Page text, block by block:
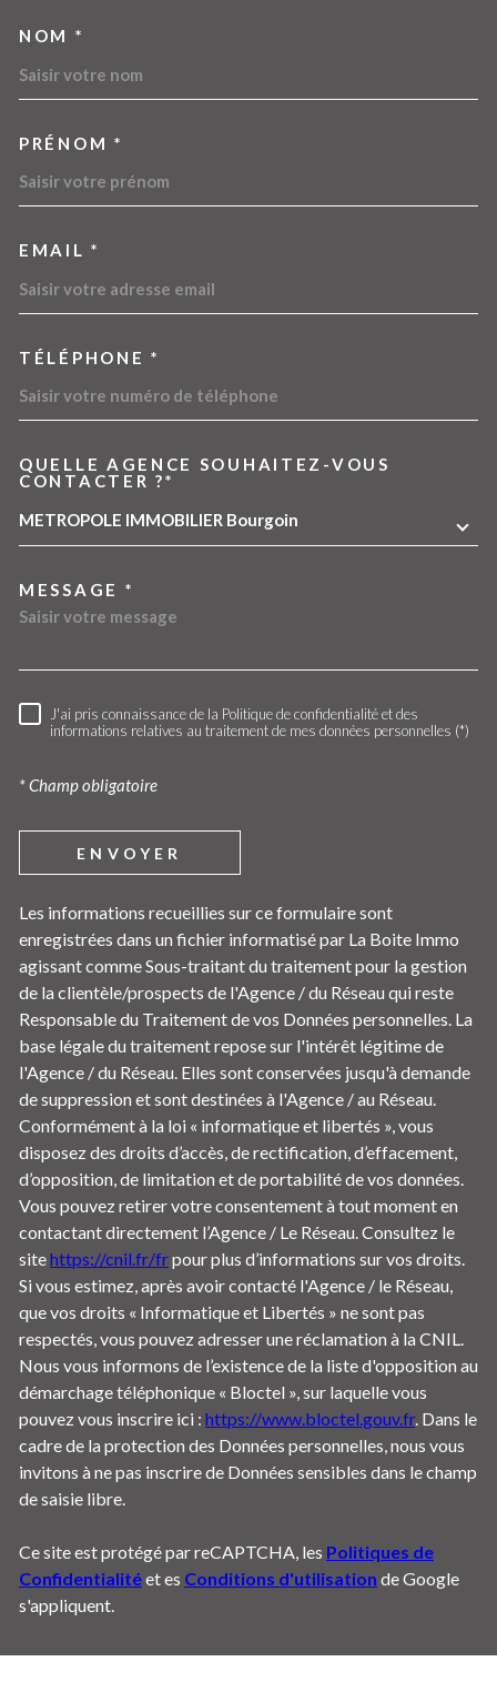
NOM *
PRÉNOM *
EMAIL *
TÉLÉPHONE *
QUELLE AGENCE SOUHAITEZ-VOUS
CONTACTER ?*
METROPOLE IMMOBILIER Bourgoin
MESSAGE *
RÈGLEMENTATION
J'ai pris connaissance de la Politique de confidentialité et des
informations relatives au traitement de mes données personnelles (*)
* Champ obligatoire
ENVOYER
Les informations recueillies sur ce formulaire sont
enregistrées dans un fichier informatisé par La Boite Immo
agissant comme Sous-traitant du traitement pour la gestion
de la clientèle/prospects de l'Agence / du Réseau qui reste
Responsable du Traitement de vos Données personnelles. La
base légale du traitement repose sur l'intérêt légitime de
l'Agence / du Réseau. Elles sont conservées jusqu'à demande
de suppression et sont destinées à l'Agence / au Réseau.
Conformément à la loi « informatique et libertés », vous
disposez des droits d’accès, de rectification, d’effacement,
d’opposition, de limitation et de portabilité de vos données.
Vous pouvez retirer votre consentement à tout moment en
contactant directement l’Agence / Le Réseau. Consultez le
sitehttps://cnil.fr/frpour plus d’informations sur vos droits.
Si vous estimez, après avoir contacté l'Agence / le Réseau,
que vos droits « Informatique et Libertés » ne sont pas
respectés, vous pouvez adresser une réclamation à la CNIL.
Nous vous informons de l’existence de la liste d'opposition au
démarchage téléphonique « Bloctel », sur laquelle vous
pouvez vous inscrire ici : https://www.bloctel.gouv.fr. Dans le
cadre de la protection des Données personnelles, nous vous
invitons à ne pas inscrire de Données sensibles dans le champ
de saisie libre.
Ce site est protégé par reCAPTCHA, les Politiques de
Confidentialitéet es Conditions d'utilisation de Google
s'appliquent.